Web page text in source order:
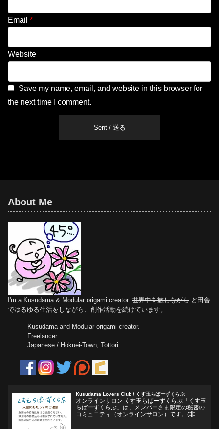
Email *
Website
Save my name, email, and website in this browser for
the next time I comment.
About Me
I'm a Kusudama & Modular origami creator. 世界中を旅しながら ど田舎
でゆるゆる生活をしながら、創作活動を続けています。
Kusudama and Modular origami creator.
Freelancer
Japanese / Hokuei-Town, Tottori
Kusudama Lovers Club / くす玉らばーずくらぶ
オンラインサロン くす玉らばーずくらぶ「くす玉
らばーずくらぶ」は、メンバーさま限定の秘密の
コミュニティ（オンラインサロン）です。(非公